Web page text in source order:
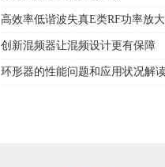
高效率低谐波失真E类RF功率放
创新混频器让混频设计更有保障
环形器的性能问题和应用状况解